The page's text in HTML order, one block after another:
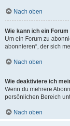
Nach oben
Wie kann ich ein
Um ein Forum zu
abonnieren“, der sich
Nach oben
Wie deaktiviere ich
Wenn du mehrere
persönlichen Bereich
Nach oben